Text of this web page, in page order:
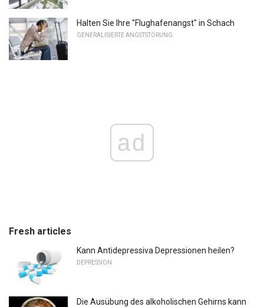
Halten Sie Ihre "Flughafenangst" in Schach
GENERALISIERTE ANGSTSTÖRUNG
ad
Fresh articles
Kann Antidepressiva Depressionen heilen?
DEPRESSION
Die Ausübung des alkoholischen Gehirns kann